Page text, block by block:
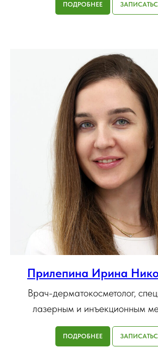
ПОДРОБНЕЕ
Прилепина Ирина
Врач-дерматокосметолог,
лазерным и инъекционным
ПОДРОБНЕЕ